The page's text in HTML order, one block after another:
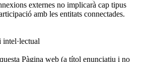
externes no implicarà cap tipus
amb les entitats connectades.
Pàgina web (a títol enunciatiu i no